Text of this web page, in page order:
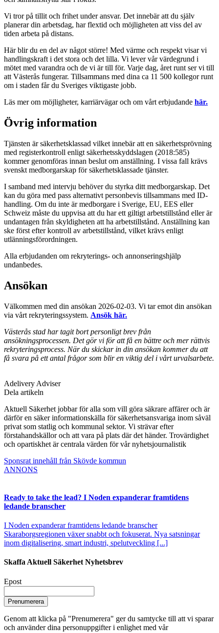
Vi tror på tillit och frihet under ansvar. Det innebär att du själv
planerar din arbetsdag, har flextid och möjligheten att viss del av
tiden arbeta på distans.
Här blir du en del av något större! Med värme och respekt visar vi
handlingskraft i det stora och det lilla. Vi lever vår värdegrund i
mötet med varandra och de vi är till för. Varje dag, året runt ser vi till
att Västerås fungerar. Tillsammans med dina ca 11 500 kollegor runt
om i staden får du Sveriges viktigaste jobb.
Läs mer om möjligheter, karriärvägar och om vårt erbjudande här.
Övrig information
Tjänsten är säkerhetsklassad vilket innebär att en säkerhetsprövning
med registerkontroll enligt säkerhetsskyddslagen (2018:585)
kommer genomföras innan beslut om anställning. I vissa fall krävs
svenskt medborgarskap för säkerhetsklassade tjänster.
I samband med intervju behöver du styrka ditt medborgarskap. Det
kan du göra med pass alternativt personbevis tillsammans med ID-
handling. Om du inte är medborgare i Sverige, EU, EES eller
Schweiz måste du uppvisa att du har ett giltigt arbetstillstånd eller är
undantagen från skyldigheten att ha arbetstillstånd. Anställning kan
ske först efter kontroll av arbetstillstånd, vilket krävs enligt
utlänningsförordningen.
Alla erbjudanden om rekryterings- och annonseringshjälp
undanbedes.
Ansökan
Välkommen med din ansökan 2026-02-03. Vi tar emot din ansökan
via vårt rekryteringssystem. Ansök här.
Västerås stad har tagit bort personligt brev från
ansökningsprocessen. Det gör vi för att få en bättre och mer rättvis
rekryteringsprocess. När du skickar in din ansökan kommer du att
få svara på ett antal frågor som blir en viktig del i vårt urvalsarbete.
Adelivery Adviser
Dela artikeln
Aktuell Säkerhet jobbar för alla som vill göra säkrare affärer och är
därför en säker informationskälla för säkerhetsansvariga inom såväl
privat som statlig och kommunal sektor. Vi strävar efter
förstahandskällor och att vara på plats där det händer. Trovärdighet
och opartiskhet är centrala värden för vår nyhetsjournalistik
Sponsrat innehåll från Skövde kommun
ANNONS
Ready to take the lead? I Noden expanderar framtidens
ledande branscher
I Noden expanderar framtidens ledande branscher
Skaraborgsregionen växer snabbt och fokuserat. Nya satsningar
inom digitalisering, smart industri, spelutveckling [...]
Skaffa Aktuell Säkerhet Nyhetsbrev
Epost
Prenumerera
Genom att klicka på "Prenumerera" ger du samtycke till att vi sparar
och använder dina personuppgifter i enlighet med vår